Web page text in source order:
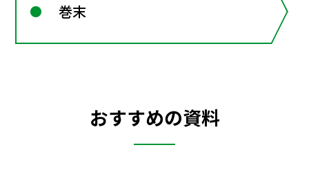
巻末
おすすめの資料